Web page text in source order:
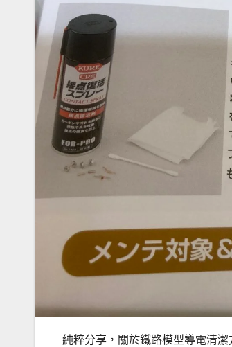
純粹分享，關於鐵路模型導電清